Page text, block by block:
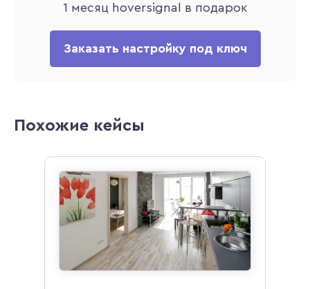
1 месяц hoversignal в подарок
Заказать настройку под ключ
Похожие кейсы